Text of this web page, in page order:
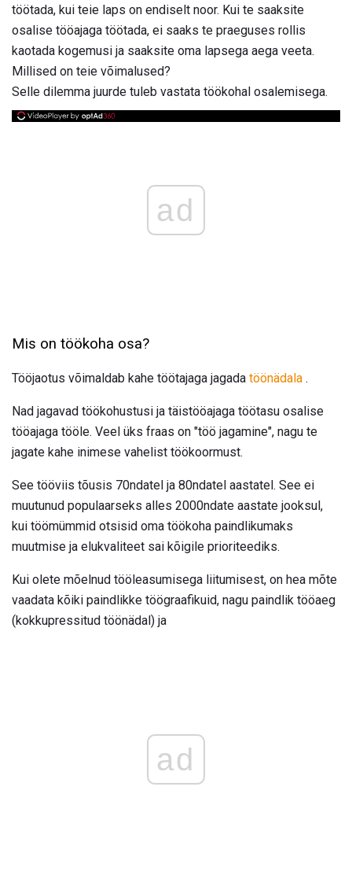
töötada, kui teie laps on endiselt noor. Kui te saaksite
osalise tööajaga töötada, ei saaks te praeguses rollis
kaotada kogemusi ja saaksite oma lapsega aega veeta.
Millised on teie võimalused?
Selle dilemma juurde tuleb vastata töökohal osalemisega.
ad
Mis on töökoha osa?
Tööjaotus võimaldab kahe töötajaga jagada töönädala .
Nad jagavad töökohustusi ja täistööajaga töötasu osalise
tööajaga tööle. Veel üks fraas on "töö jagamine", nagu te
jagate kahe inimese vahelist töökoormust.
See tööviis tõusis 70ndatel ja 80ndatel aastatel. See ei
muutunud populaarseks alles 2000ndate aastate jooksul,
kui töömümmid otsisid oma töökoha paindlikumaks
muutmise ja elukvaliteet sai kõigile prioriteediks.
Kui olete mõelnud tööleasumisega liitumisest, on hea mõte
vaadata kõiki paindlikke töögraafikuid, nagu paindlik tööaeg
(kokkupressitud töönädal) ja
ad